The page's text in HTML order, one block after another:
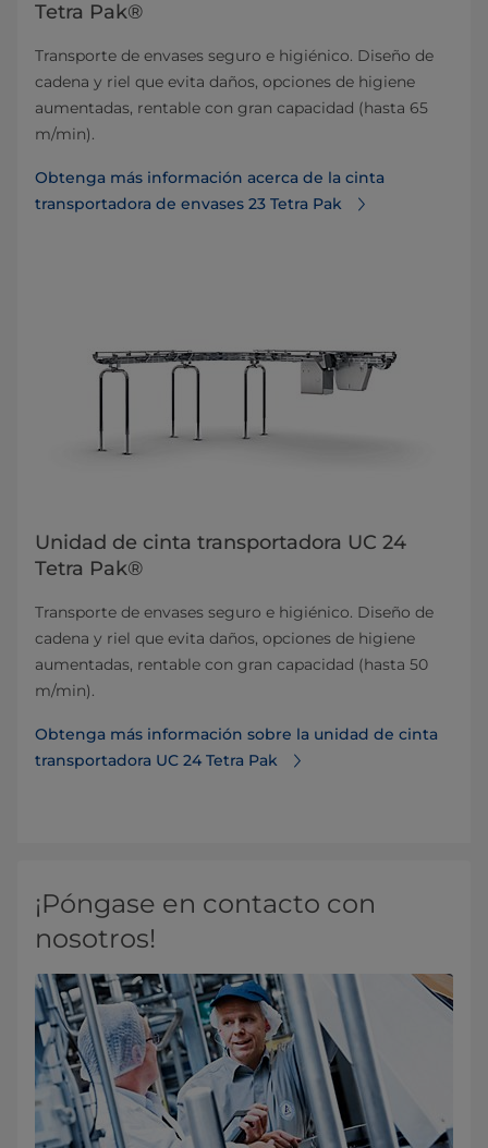
Tetra Pak®
Transporte de envases seguro e higiénico. Diseño de
cadena y riel que evita daños, opciones de higiene
aumentadas, rentable con gran capacidad (hasta 65
m/min).
Obtenga más información acerca de la cinta
transportadora de envases 23 Tetra Pak
Unidad de cinta transportadora UC 24
Tetra Pak®
Transporte de envases seguro e higiénico. Diseño de
cadena y riel que evita daños, opciones de higiene
aumentadas, rentable con gran capacidad (hasta 50
m/min).
Obtenga más información sobre la unidad de cinta
transportadora UC 24 Tetra Pak
¡Póngase en contacto con
nosotros!